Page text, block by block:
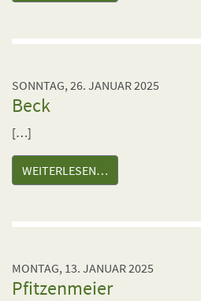
SONNTAG, 26. JANUAR 2025
Beck
[…]
WEITERLESEN…
MONTAG, 13. JANUAR 2025
Pfitzenmeier